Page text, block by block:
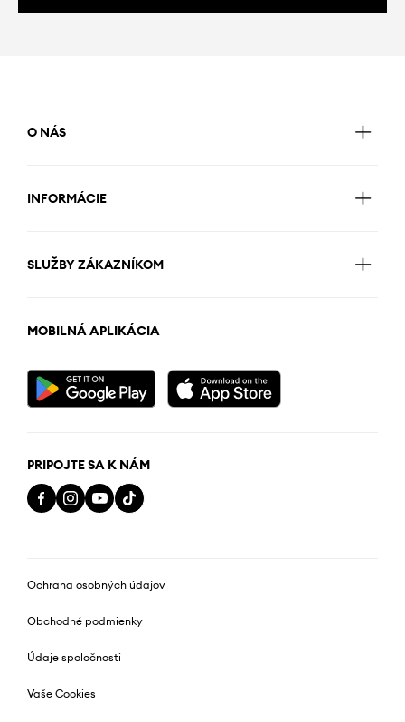
O NÁS
INFORMÁCIE
SLUŽBY ZÁKAZNÍKOM
MOBILNÁ APLIKÁCIA
PRIPOJTE SA K NÁM
Ochrana osobných údajov
Obchodné podmienky
Údaje spoločnosti
Vaše Cookies